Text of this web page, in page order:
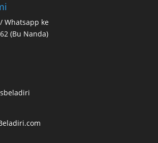
Whatsapp ke
(Bu Nanda)